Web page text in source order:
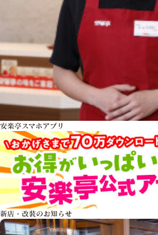
安楽亭スマホアプリ
新店・改装のお知らせ